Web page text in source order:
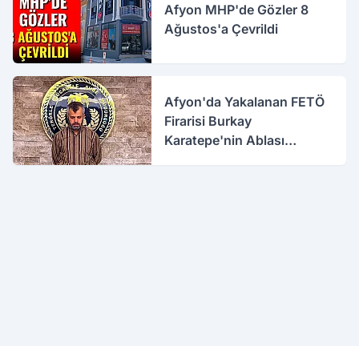
Afyon MHP'de Gözler 8
Ağustos'a Çevrildi
Afyon'da Yakalanan FETÖ
Firarisi Burkay
Karatepe'nin Ablası